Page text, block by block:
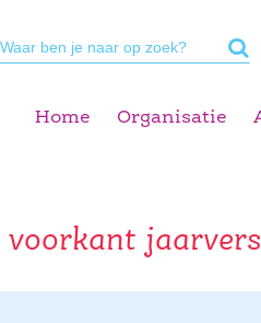
Home Organisatie
voorkant